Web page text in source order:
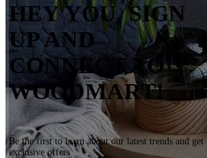
HEY YOU, SIGN
UP AND
CONNECT TO
WOODMART!
Be the first to learn about our latest trends and get
exclusive offers